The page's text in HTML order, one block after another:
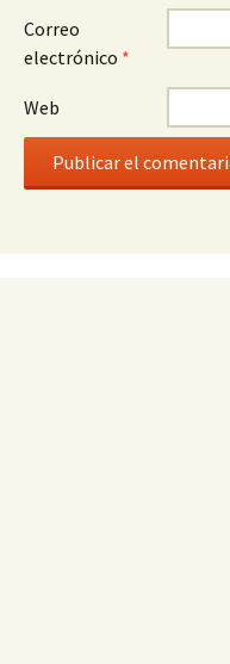
Correo
electrónico *
Web